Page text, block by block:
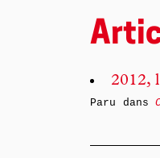
2012,
Paru dans